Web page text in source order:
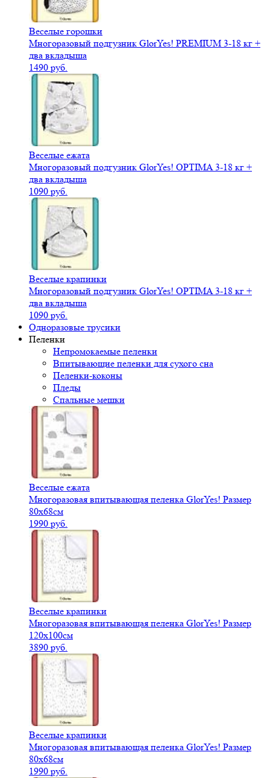
Веселые горошки
Многоразовый подгузник GlorYes! PREMIUM 3-18 кг +
два вкладыша
1490 руб.
Веселые ежата
Многоразовый подгузник GlorYes! OPTIMA 3-18 кг +
два вкладыша
1090 руб.
Веселые крапинки
Многоразовый подгузник GlorYes! OPTIMA 3-18 кг +
два вкладыша
1090 руб.
Одноразовые трусики
Пеленки
Непромокаемые пеленки
Впитывающие пеленки для сухого сна
Пеленки-коконы
Пледы
Спальные мешки
Веселые ежата
Многоразовая впитывающая пеленка GlorYes! Размер
80х68см
1990 руб.
Веселые крапинки
Многоразовая впитывающая пеленка GlorYes! Размер
120х100см
3890 руб.
Веселые крапинки
Многоразовая впитывающая пеленка GlorYes! Размер
80х68см
1990 руб.